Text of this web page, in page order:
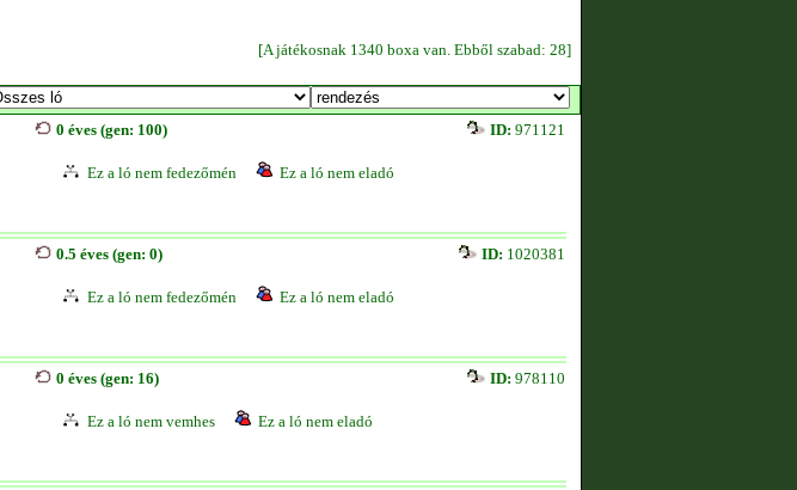
[A játékosnak 1340 boxa van. Ebből szabad: 28]
0 éves (gen: 100) ID: 971121
Ez a ló nem fedezőmén Ez a ló nem eladó
0.5 éves (gen: 0) ID: 1020381
Ez a ló nem fedezőmén Ez a ló nem eladó
0 éves (gen: 16) ID: 978110
Ez a ló nem vemhes Ez a ló nem eladó